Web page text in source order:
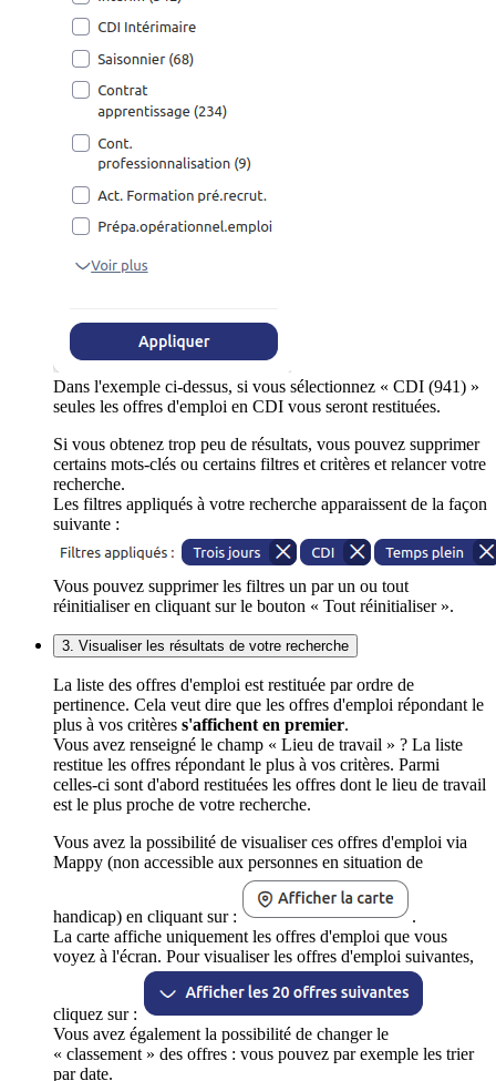
Dans l'exemple ci-dessus, si vous sélectionnez « CDI (941) »
seules les offres d'emploi en CDI vous seront restituées.
Si vous obtenez trop peu de résultats, vous pouvez supprimer
certains mots-clés ou certains filtres et critères et relancer votre
recherche.
Les filtres appliqués à votre recherche apparaissent de la façon
suivante :
Vous pouvez supprimer les filtres un par un ou tout
réinitialiser en cliquant sur le bouton « Tout réinitialiser ».
3. Visualiser les résultats de votre recherche
La liste des offres d'emploi est restituée par ordre de
pertinence. Cela veut dire que les offres d'emploi répondant le
plus à vos critères s'affichent en premier.
Vous avez renseigné le champ « Lieu de travail » ? La liste
restitue les offres répondant le plus à vos critères. Parmi
celles-ci sont d'abord restituées les offres dont le lieu de travail
est le plus proche de votre recherche.
Vous avez la possibilité de visualiser ces offres d'emploi via
Mappy (non accessible aux personnes en situation de
handicap) en cliquant sur :
.
La carte affiche uniquement les offres d'emploi que vous
voyez à l'écran. Pour visualiser les offres d'emploi suivantes,
cliquez sur :
Vous avez également la possibilité de changer le
« classement » des offres : vous pouvez par exemple les trier
par date.